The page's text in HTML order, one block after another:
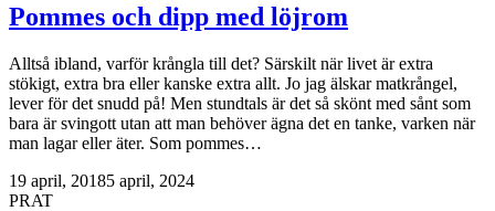
Pommes och dipp med löjrom
Alltså ibland, varför krångla till det? Särskilt när livet är extra
stökigt, extra bra eller kanske extra allt. Jo jag älskar matkrångel,
lever för det snudd på! Men stundtals är det så skönt med sånt som
bara är svingott utan att man behöver ägna det en tanke, varken när
man lagar eller äter. Som pommes…
19 april, 20185 april, 2024
PRAT